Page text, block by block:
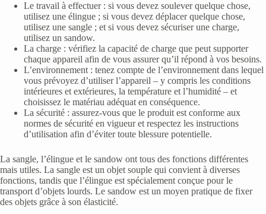
Le travail à effectuer : si vous devez soulever quelque chose,
utilisez une élingue ; si vous devez déplacer quelque chose,
utilisez une sangle ; et si vous devez sécuriser une charge,
utilisez un sandow.
La charge : vérifiez la capacité de charge que peut supporter
chaque appareil afin de vous assurer qu’il répond à vos besoins.
L’environnement : tenez compte de l’environnement dans lequel
vous prévoyez d’utiliser l’appareil – y compris les conditions
intérieures et extérieures, la température et l’humidité – et
choisissez le matériau adéquat en conséquence.
La sécurité : assurez-vous que le produit est conforme aux
normes de sécurité en vigueur et respectez les instructions
d’utilisation afin d’éviter toute blessure potentielle.
La sangle, l’élingue et le sandow ont tous des fonctions différentes
mais utiles. La sangle est un objet souple qui convient à diverses
fonctions, tandis que l’élingue est spécialement conçue pour le
transport d’objets lourds. Le sandow est un moyen pratique de fixer
des objets grâce à son élasticité.